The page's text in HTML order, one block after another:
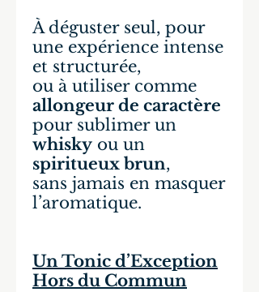
À déguster seul, pour
une expérience intense
et structurée,
ou à utiliser comme
allongeur de caractère
pour sublimer un
whisky ou un
spiritueux brun,
sans jamais en masquer
l’aromatique.
Un Tonic d’Exception
Hors du Commun